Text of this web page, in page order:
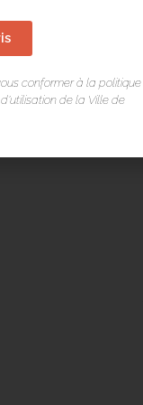
conformer à la politique
de la Ville de